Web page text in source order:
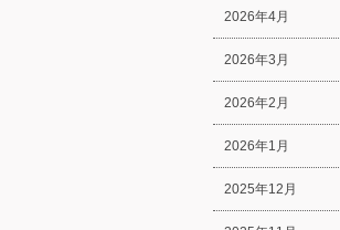
2026年4月
2026年3月
2026年2月
2026年1月
2025年12月